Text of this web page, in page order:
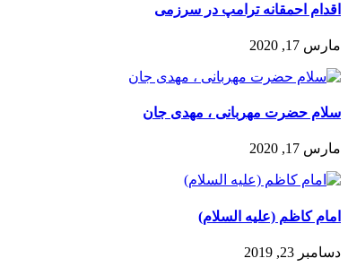
اقدام احمقانه ترامپ در سرزمی
مارس 17, 2020
سلام حضرت مهربانی ، مهدی جان
مارس 17, 2020
امام کاظم (علیه السلام)
دسامبر 23, 2019